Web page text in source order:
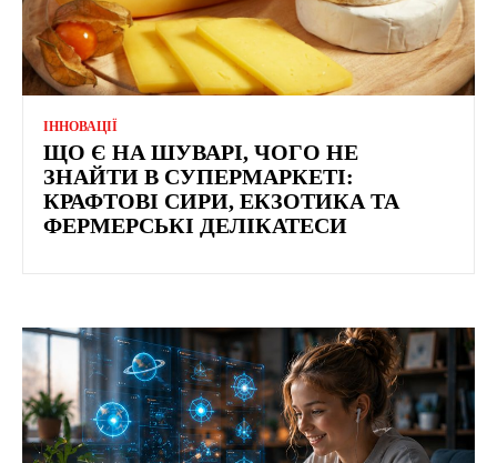
ІННОВАЦІЇ
ЩО Є НА ШУВАРІ, ЧОГО НЕ
ЗНАЙТИ В СУПЕРМАРКЕТІ:
КРАФТОВІ СИРИ, ЕКЗОТИКА ТА
ФЕРМЕРСЬКІ ДЕЛІКАТЕСИ